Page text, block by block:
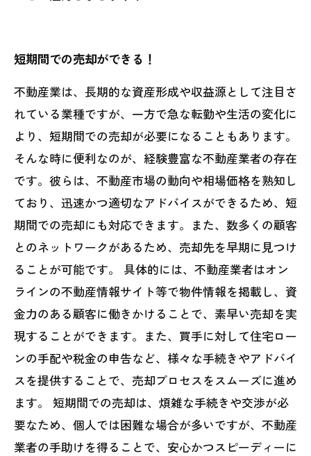
短期間での売却ができる！
不動産業は、長期的な資産形成や収益源として注目さ
れている業種ですが、一方で急な転勤や生活の変化に
より、短期間での売却が必要になることもあります。
そんな時に便利なのが、経験豊富な不動産業者の存在
です。彼らは、不動産市場の動向や相場価格を熟知し
ており、迅速かつ適切なアドバイスができるため、短
期間での売却にも対応できます。また、数多くの顧客
とのネットワークがあるため、売却先を早期に見つけ
ることが可能です。 具体的には、不動産業者はオン
ラインの不動産情報サイト等で物件情報を掲載し、資
金力のある顧客に働きかけることで、素早い売却を実
現することができます。また、買手に対して住宅ロー
ンの手配や税金の申告など、様々な手続きやアドバイ
スを提供することで、売却プロセスをスムーズに進め
ます。 短期間での売却は、煩雑な手続きや交渉が必
要なため、個人では困難な場合が多いですが、不動産
業者の手助けを得ることで、安心かつスピーディーに